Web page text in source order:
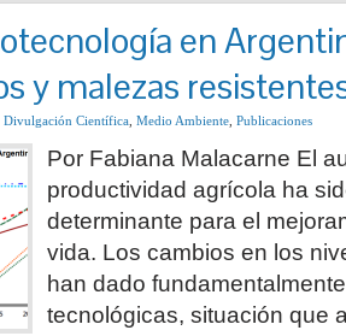
en
y malezas
Divulgación Científica Medio Ambiente Publicaciones
Por Fabiana Malacarne El
productividad agrícola ha
determinante para el
vida. Los cambios en los
han dado
tecnológicas, situación que